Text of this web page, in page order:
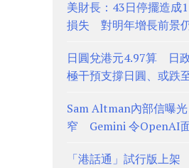
美財長：43日停擺造成
損失 對明年增長前景
日圓兌港元4.97算 日
極干預支撐日圓、或跌
Sam Altman內部信曝
窄 Gemini 令OpenAI
「港話通」試行版上